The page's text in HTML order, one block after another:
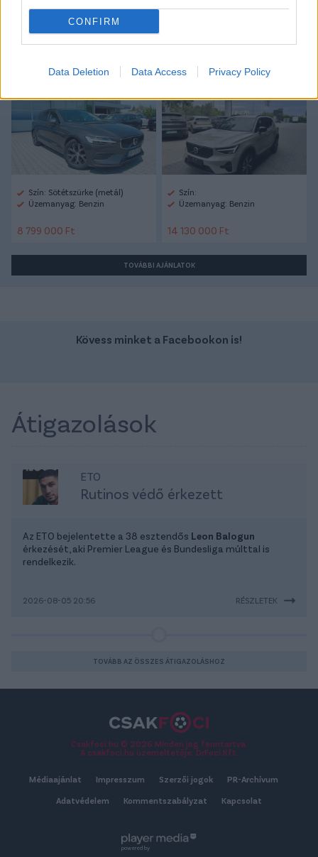
CONFIRM
Data Deletion Data Access Privacy Policy
Autópiac
Szín: Sötétszürke (metál)
Üzemanyag: Benzin
8 799 000 Ft
Volvo Xc40
Szín:
Üzemanyag: Benzin
14 130 000 Ft
TOVÁBBI AJÁNLATOK
Kövess minket a Facebookon is!
Átigazolások
ETO
Rutinos védő érkezett
Az ETO bejelentette a 38 esztendős Leon Balogun
érkezését, aki Premier League és Bundesliga múlttal is
rendelkezik.
2026-08-05 20:56 RÉSZLETEK
TOVÁBB AZ ÖSSZES ÁTIGAZOLÁSHOZ
Csakfoci.hu © 2026 Minden jog fenntartva.
A csakfoci.hu üzemeltetője: DrFoci Kft.
Médiaajánlat Impresszum Szerzői jogok PR-Archívum
Adatvédelem Kommentszabályzat Kapcsolat
powered by